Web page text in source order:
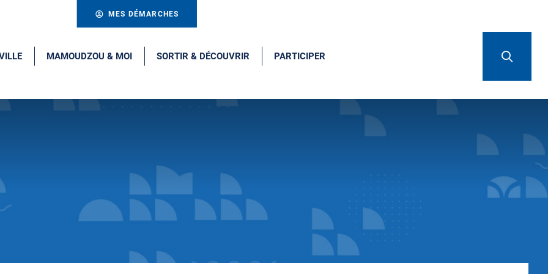
MES DÉMARCHES
MAMOUDZOU & MOI SORTIR & DÉCOUVRIR PARTICIPER